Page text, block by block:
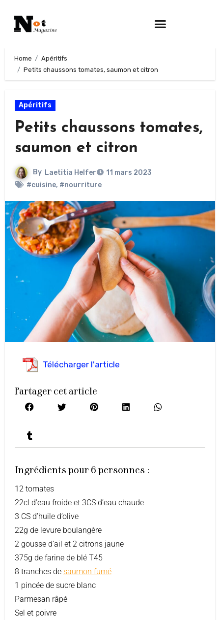
Home
Apéritifs
Petits chaussons tomates, saumon et citron
Apéritifs
Petits chaussons tomates,
saumon et citron
By Laetitia Helfer
11 mars 2023
#cuisine, #nourriture
Télécharger l'article
Partager cet article
Ingrédients pour 6 personnes :
12 tomates
22cl d’eau froide et 3CS d’eau chaude
3 CS d’huile d’olive
22g de levure boulangère
2 gousse d’ail et 2 citrons jaune
375g de farine de blé T45
8 tranches de saumon fumé
1 pincée de sucre blanc
Parmesan râpé
Sel et poivre